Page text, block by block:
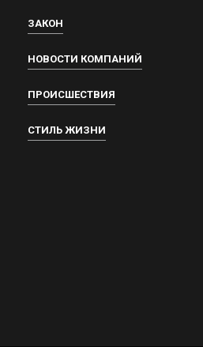
ЗАКОН
НОВОСТИ КОМПАНИЙ
ПРОИСШЕСТВИЯ
СТИЛЬ ЖИЗНИ